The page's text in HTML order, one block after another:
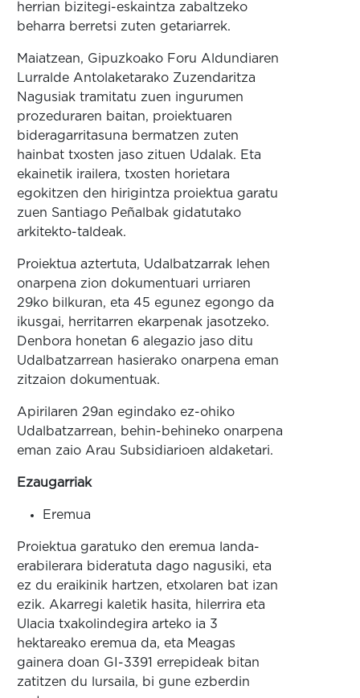
herrian bizitegi-eskaintza zabaltzeko
beharra berretsi zuten getariarrek.
Maiatzean, Gipuzkoako Foru Aldundiaren
Lurralde Antolaketarako Zuzendaritza
Nagusiak tramitatu zuen ingurumen
prozeduraren baitan, proiektuaren
bideragarritasuna bermatzen zuten
hainbat txosten jaso zituen Udalak. Eta
ekainetik irailera, txosten horietara
egokitzen den hirigintza proiektua garatu
zuen Santiago Peñalbak gidatutako
arkitekto-taldeak.
Proiektua aztertuta, Udalbatzarrak lehen
onarpena zion dokumentuari urriaren
29ko bilkuran, eta 45 egunez egongo da
ikusgai, herritarren ekarpenak jasotzeko.
Denbora honetan 6 alegazio jaso ditu
Udalbatzarrean hasierako onarpena eman
zitzaion dokumentuak.
Apirilaren 29an egindako ez-ohiko
Udalbatzarrean, behin-behineko onarpena
eman zaio Arau Subsidiarioen aldaketari.
Ezaugarriak
Eremua
Proiektua garatuko den eremua landa-
erabilerara bideratuta dago nagusiki, eta
ez du eraikinik hartzen, etxolaren bat izan
ezik. Akarregi kaletik hasita, hilerrira eta
Ulacia txakolindegira arteko ia 3
hektareako eremua da, eta Meagas
gainera doan GI-3391 errepideak bitan
zatitzen du lursaila, bi gune ezberdin